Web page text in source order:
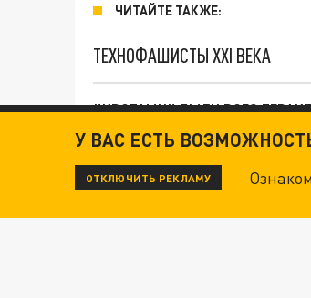
ЧИТАЙТЕ ТАКЖЕ:
ТЕХНОФАШИСТЫ XXI ВЕКА
"КРОТАМИ" БЫЛИ ВСЕ?
ДАНЯ С ДАШЕЙ СПАСЛИСЬ ОТ
У ВАС ЕСТЬ
ОТКЛЮЧИТЬ РЕКЛАМУ